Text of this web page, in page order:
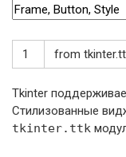
1 from tkinter.
Tkinter
Стилизованные
tkinter.ttk